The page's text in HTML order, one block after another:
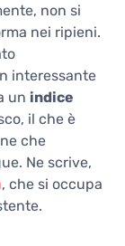
non si
nei ripieni.
interessante
un indice
il che è
che
Ne scrive,
, che si occupa